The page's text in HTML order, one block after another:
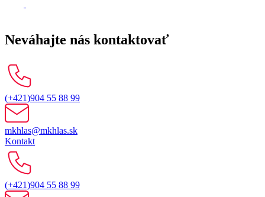
Neváhajte nás kontaktovať
(+421)904 55 88 99
mkhlas@mkhlas.sk
Kontakt
(+421)904 55 88 99